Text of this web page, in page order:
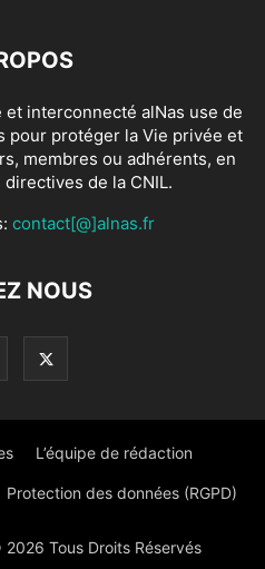
interconnecté alNas use de
pour protéger la Vie privée et
membres ou adhérents, en
directives de la CNIL.
contact[@]alnas.fr
NOUS
L’équipe de rédaction
Protection des données (RGPD)
Tous Droits Réservés